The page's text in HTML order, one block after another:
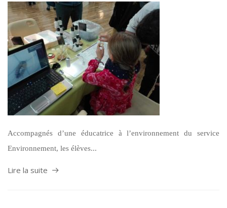
Accompagnés d’une éducatrice à l’environnement du service
Environnement, les élèves...
Lire la suite